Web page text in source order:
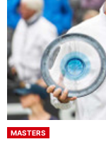
MASTERS